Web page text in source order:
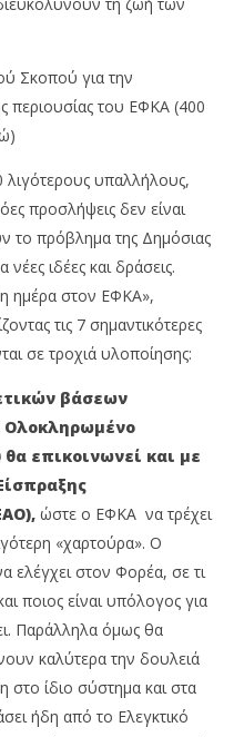
τη ζωή των
Σκοπού για την
περιουσίας του ΕΦΚΑ (400
υπαλλήλους,
προσλήψεις δεν είναι
το πρόβλημα της Δημόσιας
ιδέες και δράσεις.
ημέρα στον ΕΦΚΑ»,
τις 7 σημαντικότερες
σε τροχιά υλοποίησης:
βάσεων
Ολοκληρωμένο
επικοινωνεί και με
ώστε ο ΕΦΚΑ να τρέχει
«χαρτούρα». Ο
ελέγχει στον Φορέα, σε τι
ποιος είναι υπόλογος για
Παράλληλα όμως θα
καλύτερα την δουλειά
ίδιο σύστημα και στα
ήδη από το Ελεγκτικό